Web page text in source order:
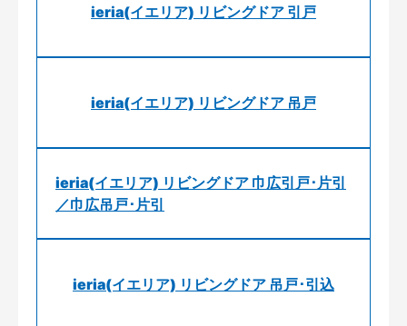
ieria(イエリア) リビングドア 引戸
ieria(イエリア) リビングドア 吊戸
ieria(イエリア) リビングドア 巾広引戸･片引
／巾広吊戸･片引
ieria(イエリア) リビングドア 吊戸･引込